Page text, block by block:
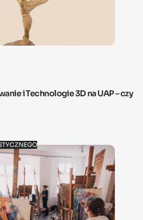
i Technologie 3D na UAP – czy